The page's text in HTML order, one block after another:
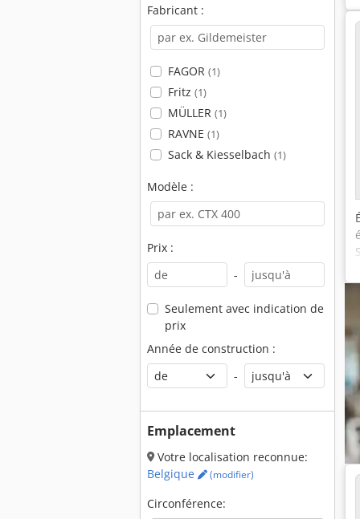
Fabricant :
FAGOR (1)
Fritz (1)
MÜLLER (1)
RAVNE (1)
Sack & Kiesselbach (1)
Modèle :
Prix :
-
Seulement avec indication de
prix
Année de construction :
-
Emplacement
Votre localisation reconnue:
Belgique
(modifier)
Circonférence: